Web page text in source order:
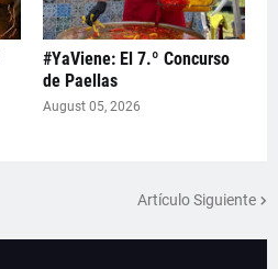
#YaViene: El 7.º Concurso
de Paellas
August 05, 2026
Artículo Siguiente